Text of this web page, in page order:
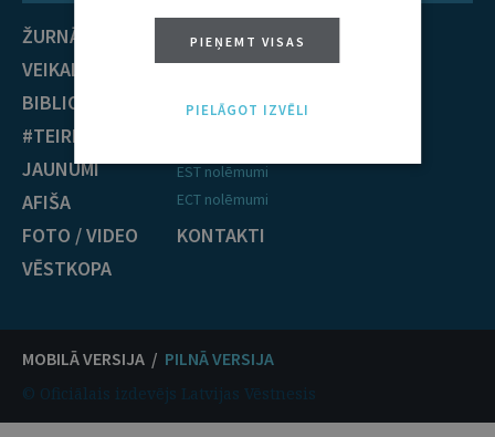
ŽURNĀLS
VEIKALS
BIBLIOTĒKA
#TEIRDARBS
JAUNUMI
AFIŠA
FOTO / VIDEO
VĒSTKOPA
NOZARES
Krimināltiesības
EST nolēmumi
ECT nolēmumi
KONTAKTI
MOBILĀ VERSIJA / PILNĀ VERSIJA
© Oficiālais izdevējs Latvijas Vēstnesis
PIEŅEMT VISAS
PIELĀGOT IZVĒLI